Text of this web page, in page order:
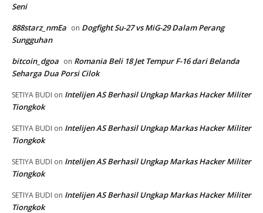
Seni
888starz_nmEa on Dogfight Su-27 vs MiG-29 Dalam Perang
Sungguhan
bitcoin_dgoa on Romania Beli 18 Jet Tempur F-16 dari Belanda
Seharga Dua Porsi Cilok
SETIYA BUDI on Intelijen AS Berhasil Ungkap Markas Hacker Militer
Tiongkok
SETIYA BUDI on Intelijen AS Berhasil Ungkap Markas Hacker Militer
Tiongkok
SETIYA BUDI on Intelijen AS Berhasil Ungkap Markas Hacker Militer
Tiongkok
SETIYA BUDI on Intelijen AS Berhasil Ungkap Markas Hacker Militer
Tiongkok